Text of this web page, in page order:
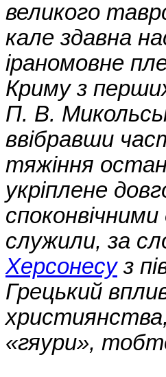
великого
кале здавна
іраномовне
Криму з
П. В.
ввібравши
тяжіння
укріплене
служили, за
Херсонесуз
Грецький
«гяури»,